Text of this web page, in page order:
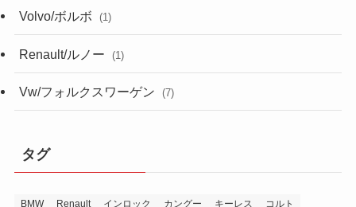
Volvo/ボルボ (1)
Renault/ルノー (1)
Vw/フォルクスワーゲン (7)
タグ
BMW Renault インロック カングー キーレス コルト